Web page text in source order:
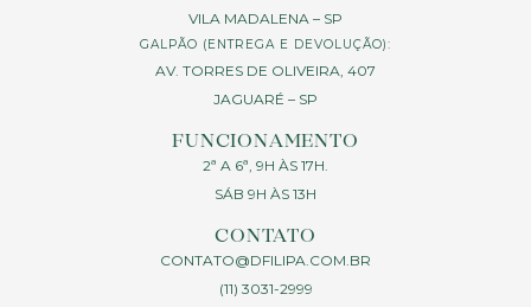
VILA MADALENA – SP
GALPÃO (ENTREGA E DEVOLUÇÃO):
AV. TORRES DE OLIVEIRA, 407
JAGUARÉ – SP
FUNCIONAMENTO
2ª A 6ª, 9H ÀS 17H.
SÁB 9H ÀS 13H
CONTATO
CONTATO@DFILIPA.COM.BR
(11) 3031-2999